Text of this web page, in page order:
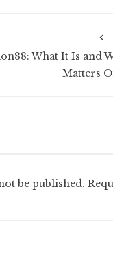
What It Is and
Matters
be published.